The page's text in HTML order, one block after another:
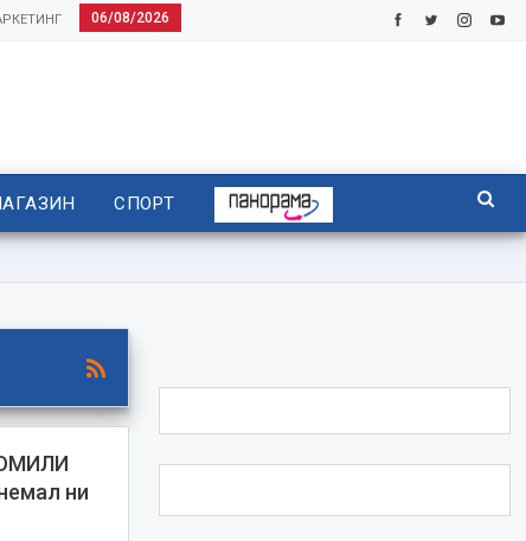
06/08/2026
СПОРТ
ни